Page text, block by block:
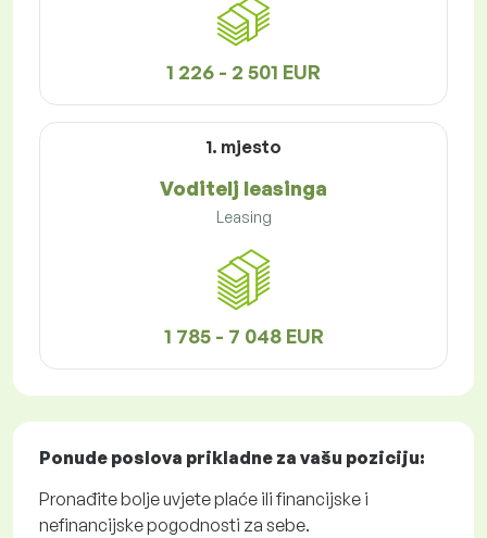
1 226 - 2 501 EUR
1. mjesto
Voditelj leasinga
Leasing
1 785 - 7 048 EUR
Ponude poslova prikladne za vašu poziciju:
Pronađite bolje uvjete plaće ili financijske i
nefinancijske pogodnosti za sebe.